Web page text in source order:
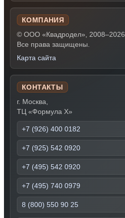
КОМПАНИЯ
© ООО «Квадродел», 2008–2026
Все права защищены.
Карта сайта
КОНТАКТЫ
г. Москва,
ТЦ «Формула Х»
+7 (926) 400 0182
+7 (925) 542 0920
+7 (495) 542 0920
+7 (495) 740 0979
8 (800) 550 90 25